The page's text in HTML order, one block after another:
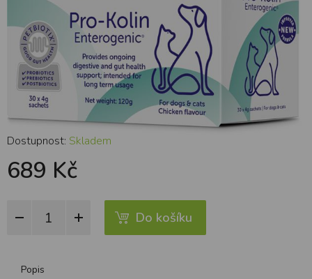
Dostupnost: Skladem
689 Kč
Do košíku
Popis